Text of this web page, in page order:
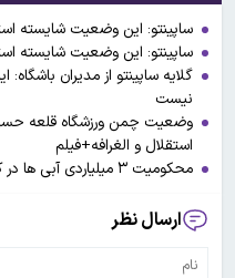
ساپینتو: این وضعیت شایسته
ساپینتو: این وضعیت شایسته
گلایه ساپینتو از مدیران
نیست
استقلال و الغرافه+فیلم
محکومیت ۳ میلیاردی آبی ها در کمیته وضعیت
ارسال نظر